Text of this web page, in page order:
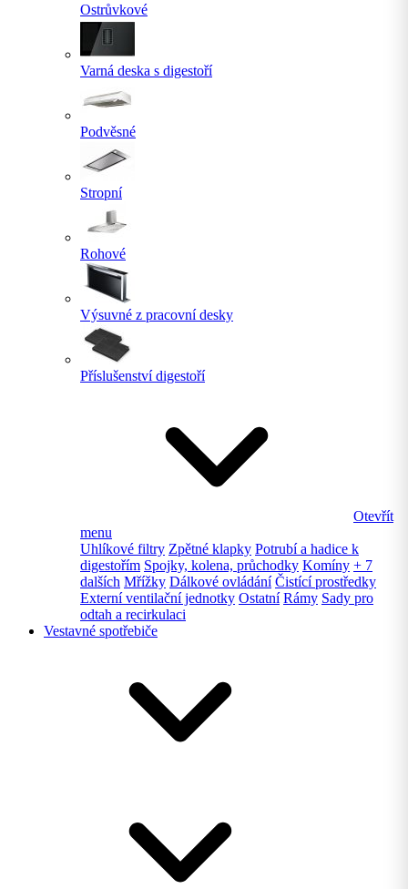
Ostrůvkové
Varná deska s digestoří
Podvěsné
Stropní
Rohové
Výsuvné z pracovní desky
Příslušenství digestoří
Otevřít
menu
Uhlíkové filtry Zpětné klapky Potrubí a hadice k
digestořím Spojky, kolena, průchodky Komíny + 7
dalších Mřížky Dálkové ovládání Čistící prostředky
Externí ventilační jednotky Ostatní Rámy Sady pro
odtah a recirkulaci
Vestavné spotřebiče